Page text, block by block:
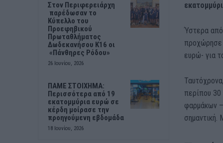
Στον Περιφερειάρχη
παρέδωσαν το
Κύπελλο του
Προεφηβικού
Πρωταθλήματος
Δωδεκανήσου Κ16 οι
«Πάνθηρες Ρόδου»
26 Ιουνίου, 2026
ΠΑΜΕ ΣΤΟΙΧΗΜΑ:
Περισσότερα από 19
εκατομμύρια ευρώ σε
κέρδη μοίρασε την
προηγούμενη εβδομάδα
18 Ιουνίου, 2026
Ύστερα
προχώρησε
ευρώ- για
περίπου
φαρμάκων –
σημαντική.